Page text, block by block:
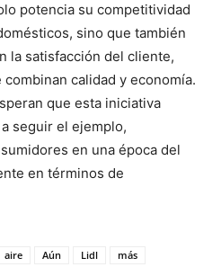
potencia su competitividad
sino que también
la satisfacción del cliente,
calidad y economía.
que esta iniciativa
seguir el ejemplo,
en una época del
en términos de
aire Aún Lidl
más